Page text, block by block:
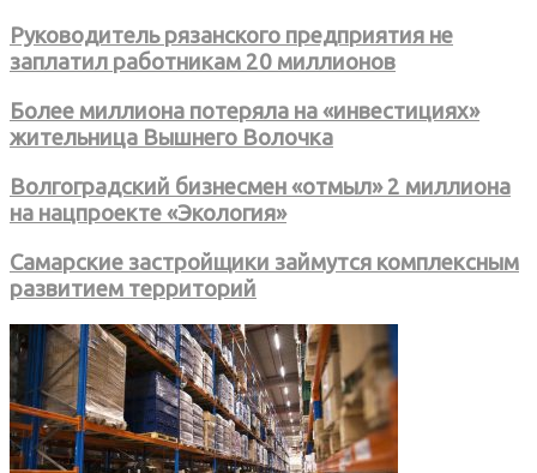
Руководитель рязанского предприятия не
заплатил работникам 20 миллионов
Более миллиона потеряла на «инвестициях»
жительница Вышнего Волочка
Волгоградский бизнесмен «отмыл» 2 миллиона
на нацпроекте «Экология»
Самарские застройщики займутся комплексным
развитием территорий